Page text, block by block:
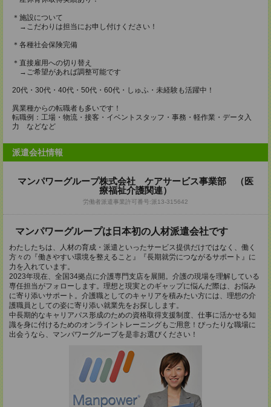
＊施設について
→こだわりは担当にお申し付けください！
＊各種社会保険完備
＊直接雇用への切り替え
→ご希望があれば調整可能です
20代・30代・40代・50代・60代・しゅふ・未経験も活躍中！
異業種からの転職者も多いです！
転職例：工場・物流・接客・イベントスタッフ・事務・軽作業・データ入
力 などなど
派遣会社情報
マンパワーグループ株式会社 ケアサービス事業部 （医
療福祉介護関連）
労働者派遣事業許可番号:派13-315642
マンパワーグループは日本初の人材派遣会社です
わたしたちは、人材の育成・派遣といったサービス提供だけではなく、働く
方々の『働きやすい環境を整えること』『長期就労につながるサポート』に
力を入れています。
2023年現在、全国34拠点に介護専門支店を展開。介護の現場を理解している
専任担当がフォローします。理想と現実とのギャップに悩んだ際は、お悩み
に寄り添いサポート。介護職としてのキャリアを積みたい方には、理想の介
護職員としての姿に寄り添い就業先をお探しします。
中長期的なキャリアパス形成のための資格取得支援制度、仕事に活かせる知
識を身に付けるためのオンライントレーニングもご用意！ぴったりな職場に
出会うなら、マンパワーグループを是非お選びください！